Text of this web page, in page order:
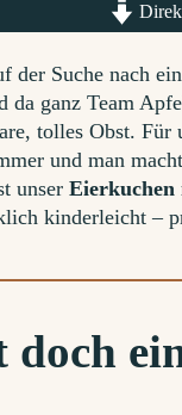
der Suche nach
da ganz Team
tolles Obst. Für
und man
unser
kinderleicht –
doch